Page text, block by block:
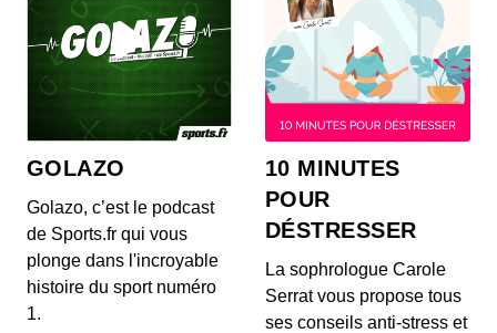
GOLAZO
Golazo, c’est le podcast
de Sports.fr qui vous
plonge dans l'incroyable
histoire du sport numéro
1.
10 MINUTES
POUR
DÉSTRESSER
La sophrologue Carole
Serrat vous propose tous
ses conseils anti-stress et